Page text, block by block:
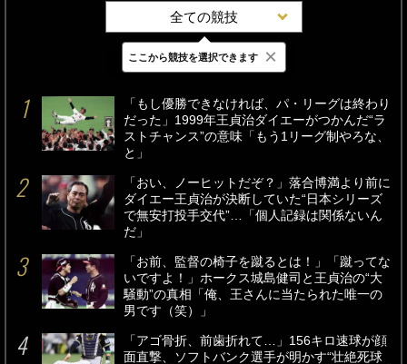
全ての競技
最新 24時間 週間
「もし優勝できなければ、パ・リーグは終わり
だった」1999年王貞治ダイエーがつかんだ“ラ
ストチャンス”の意味「もう1リーグ制やろな、
と」
「おい、ノーヒットだぞ？」落合博満より前に
ダイエー王貞治が決断していた“日本シリーズ
で無安打投手交代”…「個人記録は関係ないん
だ」
「お前、監督の椅子を蹴るとは！」「蹴ってな
いですよ！」ホークス城島健司と王貞治の“大
騒動”の真相「俺、王さんに当たられた唯一の
男です（笑）」
「アゴ骨折、前歯折れて…」156キロ速球が顔
面直撃、ソフトバンク選手が明かす“壮絶死球
ここから競技を選択できます ×